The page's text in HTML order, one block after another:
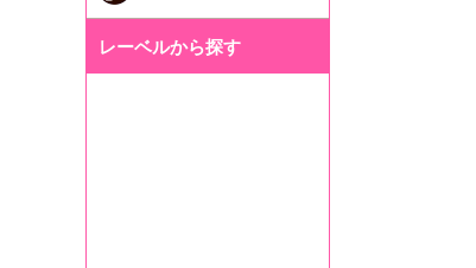
レーベルから探す